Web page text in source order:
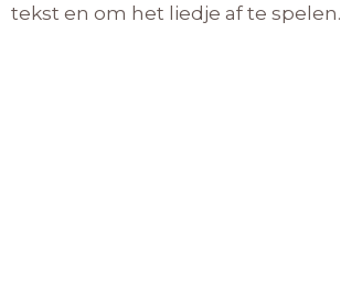
tekst en om het liedje af te spelen.